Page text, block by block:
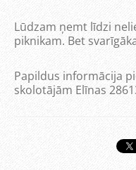
Lūdzam ņemt līdzi
piknikam. Bet
Papildus informācija
skolotājām Elīnas